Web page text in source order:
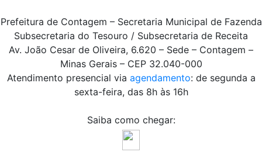
Prefeitura de Contagem – Secretaria Municipal de Fazenda
Subsecretaria do Tesouro / Subsecretaria de Receita
Av. João Cesar de Oliveira, 6.620 – Sede – Contagem –
Minas Gerais – CEP 32.040-000
Atendimento presencial via agendamento: de segunda a
sexta-feira, das 8h às 16h
Saiba como chegar: